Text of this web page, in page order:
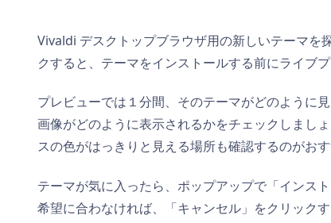
Vivaldi デスクトップブラウザ用の新しいテーマを探
クすると、テーマをインストールする前にライブ
プレビューでは１分間、そのテーマがどのように見
画像がどのように表示されるかをチェックしましょ
スの色がはっきりと見える場所も確認するのがおす
テーマが気に入ったら、ポップアップで「インス
希望に合わなければ、「キャンセル」をクリック